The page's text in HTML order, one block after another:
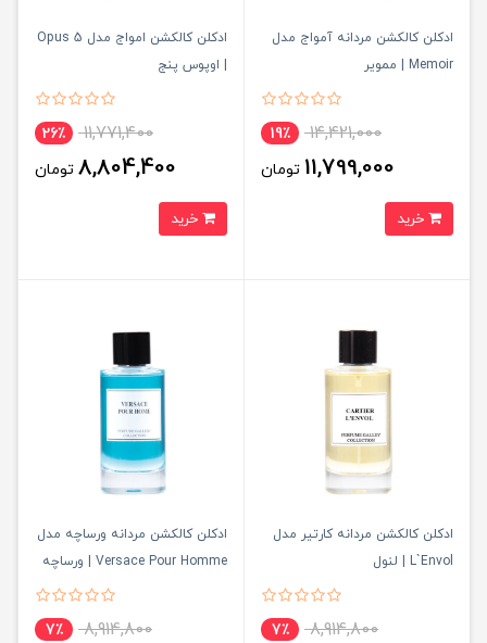
ادکلن کالکشن مردانه آمواج مدل
Memoir | ممویر
14,421,000 19٪
11,799,000 تومان
ادکلن کالکشن امواج مدل Opus 5
| اوپوس پنج
11,771,400 26٪
8,804,400 تومان
ادکلن کالکشن مردانه کارتیر مدل
L`Envol | لنول
8,914,800 7٪
ادکلن کالکشن مردانه ورساچه مدل
Versace Pour Homme | ورساچه
8,914,800 7٪